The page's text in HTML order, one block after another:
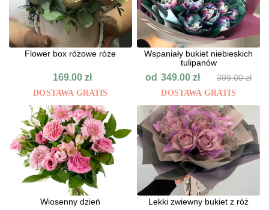
Flower box różowe róże
169.00 zł
DOSTAWA GRATIS
Wspaniały bukiet niebieskich
tulipanów
od 399.00zł
349.00zł
DOSTAWA GRATIS
Wiosenny dzień Lekki zwiewny bukiet z róż